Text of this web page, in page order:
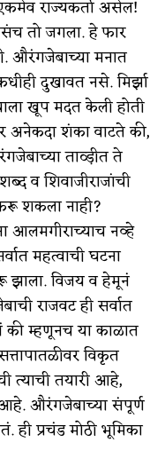
राज्यकर्ता असेल!
तो जगला. हे फार
औरंगजेबाच्या मनात
दुखावत नसे. मिर्झा
खूप मदत केली होती
अनेकदा शंका वाटते की,
ताव्ड़ीत ते
व शिवाजीराजांची
शकला नाही?
आलमगीराच्याच नव्हे
महत्वाची घटना
झाला. विजय व हेमूनं
राजवट ही सर्वात
की म्हणूनच या काळात
विकृत
त्याची तयारी आहे,
आहे. औरंगजेबाच्या संपूर्ण
ही प्रचंड मोठी भूमिका